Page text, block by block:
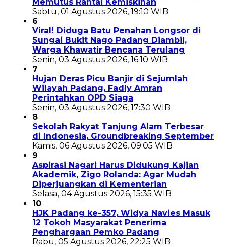
Sabtu, 01 Agustus 2026, 19:10 WIB
6
Viral! Diduga Batu Penahan Longsor di
Sungai Bukit Nago Padang Diambil,
Warga Khawatir Bencana Terulang
Senin, 03 Agustus 2026, 16:10 WIB
7
Hujan Deras Picu Banjir di Sejumlah
Wilayah Padang, Fadly Amran
Perintahkan OPD Siaga
Senin, 03 Agustus 2026, 17:30 WIB
8
Sekolah Rakyat Tanjung Alam Terbesar
di Indonesia, Groundbreaking September
Kamis, 06 Agustus 2026, 09:05 WIB
9
Aspirasi Nagari Harus Didukung Kajian
Akademik, Zigo Rolanda: Agar Mudah
Diperjuangkan di Kementerian
Selasa, 04 Agustus 2026, 15:35 WIB
10
HJK Padang ke-357, Widya Navies Masuk
12 Tokoh Masyarakat Penerima
Penghargaan Pemko Padang
Rabu, 05 Agustus 2026, 22:25 WIB